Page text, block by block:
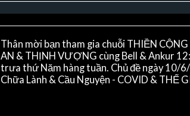
Thân mời bạn tham gia chuỗi THIỀN
AN & THỊNH VƯỢNG cùng Bell & Ankur
trưa thứ Năm hàng tuần. Chủ đề ngày 10/
Chữa Lành & Cầu Nguyện - COVID & THẾ